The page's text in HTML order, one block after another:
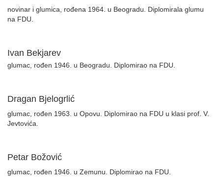
novinar i glumica, rođena 1964. u Beogradu. Diplomirala glumu
na FDU.
Ivan Bekjarev
glumac, rođen 1946. u Beogradu. Diplomirao na FDU.
Dragan Bjelogrlić
glumac, rođen 1963. u Opovu. Diplomirao na FDU u klasi prof. V.
Jevtovića.
Petar Božović
glumac, rođen 1946. u Zemunu. Diplomirao na FDU.